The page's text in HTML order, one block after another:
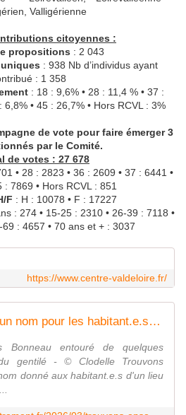
Valligérienne
citoyennes :
propositions : 2 043
: 938 Nb d’individus ayant
: 1 358
: 18 : 9,6% • 28 : 11,4 % • 37 :
6,8% • 45 : 26,7% • Hors RCVL : 3%
de vote pour faire émerger 3
par le Comité.
de votes : 27 678
• 28 : 2823 • 36 : 2609 • 37 : 6441 •
: 7869 • Hors RCVL : 851
F : H : 10078 • F : 17227
: 274 • 15-25 : 2310 • 26-39 : 7118 •
: 4657 • 70 ans et + : 3037
https://www.centre-valdeloire.fr/
Trouvons ensemble un nom pour les habitant.e.s de la RÉGION CENTRE VAL DE LOIRE - Annonce officielle du gentilé le 25 juin - VIVRE AUTREMENT VOS LOISIRS avec Clodelle
Bonneau entouré de quelques
gentilé - © Clodelle Trouvons
donné aux habitant.e.s d'un lieu